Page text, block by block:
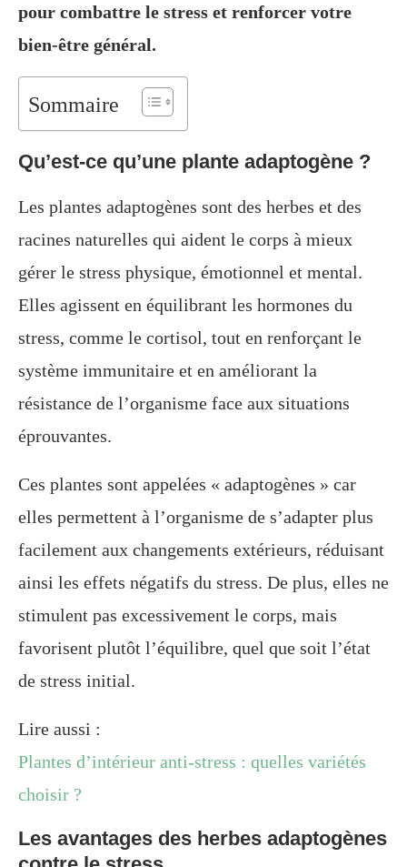
pour combattre le stress et renforcer votre
bien-être général.
Sommaire
Qu’est-ce qu’une plante adaptogène ?
Les plantes adaptogènes sont des herbes et des
racines naturelles qui aident le corps à mieux
gérer le stress physique, émotionnel et mental.
Elles agissent en équilibrant les hormones du
stress, comme le cortisol, tout en renforçant le
système immunitaire et en améliorant la
résistance de l’organisme face aux situations
éprouvantes.
Ces plantes sont appelées « adaptogènes » car
elles permettent à l’organisme de s’adapter plus
facilement aux changements extérieurs, réduisant
ainsi les effets négatifs du stress. De plus, elles ne
stimulent pas excessivement le corps, mais
favorisent plutôt l’équilibre, quel que soit l’état
de stress initial.
Lire aussi :
Plantes d’intérieur anti-stress : quelles variétés
choisir ?
Les avantages des herbes adaptogènes